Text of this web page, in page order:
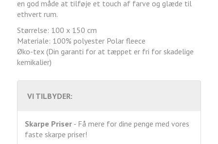
en god måde at tilføje et touch af farve og glæde til
ethvert rum.
Størrelse: 100 x 150 cm
Materiale: 100% polyester Polar fleece
Øko-tex (Din garanti for at tæppet er fri for skadelige
kemikalier)
VI TILBYDER:
Skarpe Priser - Få mere for dine penge med vores
faste skarpe priser!